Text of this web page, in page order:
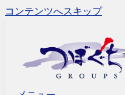
コンテンツへスキップ